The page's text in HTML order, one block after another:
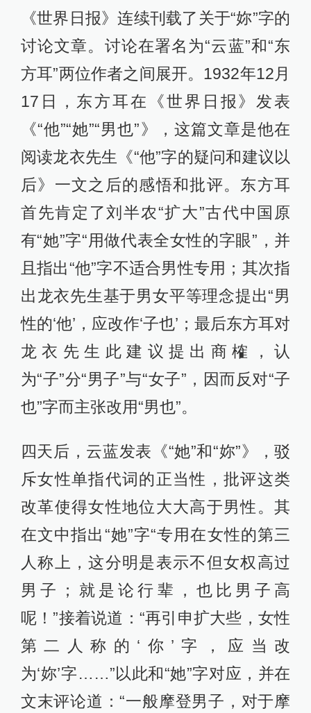
《世界日报》连续刊载了关于“妳”字的
讨论文章。讨论在署名为“云蓝”和“东
方耳”两位作者之间展开。1932年12月
17日，东方耳在《世界日报》发表
《“他”“她”“男也”》，这篇文章是他在
阅读龙衣先生《“他”字的疑问和建议以
后》一文之后的感悟和批评。东方耳
首先肯定了刘半农“扩大”古代中国原
有“她”字“用做代表全女性的字眼”，并
且指出“他”字不适合男性专用；其次指
出龙衣先生基于男女平等理念提出“男
性的‘他’，应改作‘子也’；最后东方耳对
龙衣先生此建议提出商榷，认
为“子”分“男子”与“女子”，因而反对“子
也”字而主张改用“男也”。
四天后，云蓝发表《“她”和“妳”》，驳
斥女性单指代词的正当性，批评这类
改革使得女性地位大大高于男性。其
在文中指出“她”字“专用在女性的第三
人称上，这分明是表示不但女权高过
男子；就是论行辈，也比男子高
呢！”接着说道：“再引申扩大些，女性
第二人称的‘你’字，应当改
为‘妳’字……”以此和“她”字对应，并在
文末评论道：“一般摩登男子，对于摩